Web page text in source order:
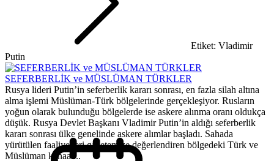
Etiket: Vladimir
Putin
SEFERBERLİK ve MÜSLÜMAN TÜRKLER
Rusya lideri Putin’in seferberlik kararı sonrası, en fazla silah altına
alma işlemi Müslüman-Türk bölgelerinde gerçekleşiyor. Rusların
yoğun olarak bulunduğu bölgelerde ise askere alınma oranı oldukça
düşük. Rusya Devlet Başkanı Vladimir Putin’in aldığı seferberlik
kararı sonrası ülke genelinde askere alımlar başladı. Sahada
yürütülen faaliyetleri gazetemize değerlendiren bölgedeki Türk ve
Müslüman kanaat...